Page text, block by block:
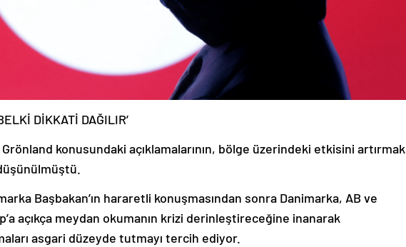
DİKKATİ DAĞILIR’
Grönland konusundaki açıklamalarının, bölge üzerindeki etkisini artırmak
Başbakan’ın hararetli konuşmasından sonra Danimarka, AB ve
açıkça meydan okumanın krizi derinleştireceğine inanarak
asgari düzeyde tutmayı tercih ediyor.